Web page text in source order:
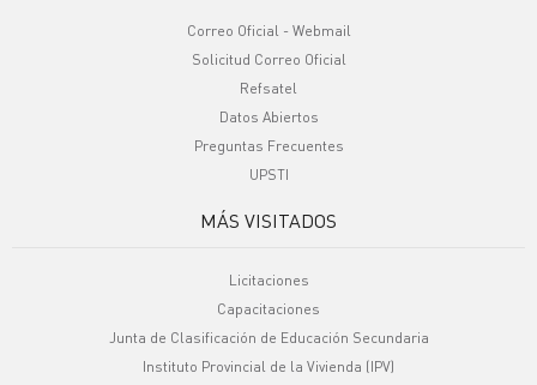
Correo Oficial - Webmail
Solicitud Correo Oficial
Refsatel
Datos Abiertos
Preguntas Frecuentes
UPSTI
MÁS VISITADOS
Licitaciones
Capacitaciones
Junta de Clasificación de Educación Secundaria
Instituto Provincial de la Vivienda (IPV)